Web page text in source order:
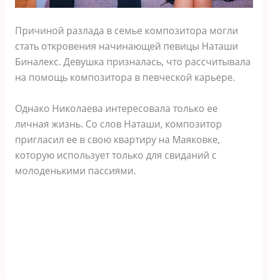
Причиной разлада в семье композитора могли
стать откровения начинающей певицы Наташи
Биналекс. Девушка призналась, что рассчитывала
на помощь композитора в певческой карьере.
Однако Николаева интересовала только ее
личная жизнь. Со слов Наташи, композитор
пригласил ее в свою квартиру на Маяковке,
которую использует только для свиданий с
молоденькими пассиями.